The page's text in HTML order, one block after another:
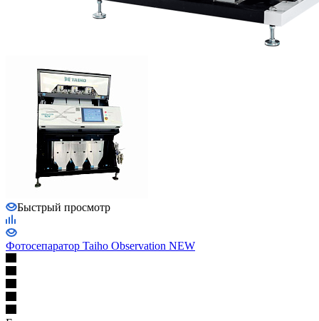
Быстрый просмотр
Фотосепаратор Taiho Observation NEW